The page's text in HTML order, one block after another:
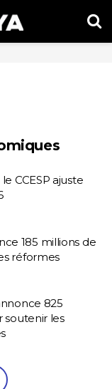
CCESP ajuste
185 millions de
réformes
825
soutenir les